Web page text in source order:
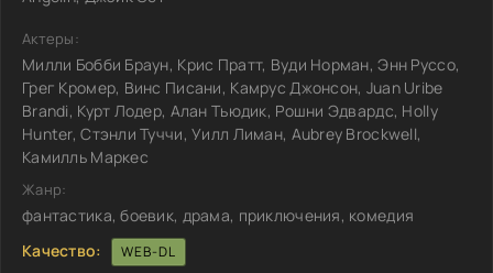
Актеры:
Милли Бобби Браун, Крис Пратт, Вуди Норман, Энн Руссо,
Грег Кромер, Винс Писани, Камрус Джонсон, Juan Uribe
Brandi, Курт Лодер, Алан Тьюдик, Рошни Эдвардс, Holly
Hunter, Стэнли Туччи, Уилл Лиман, Aubrey Brockwell,
Камилль Маркес
Жанр:
фантастика, боевик, драма, приключения, комедия
Качество:
WEB-DL